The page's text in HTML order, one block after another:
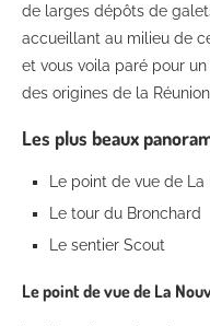
de larges dépôts de
accueillant au milieu de
et vous voila paré pour
des origines de la
Les plus beaux
Le point de vue de
Le tour du Bronchard
Le sentier Scout
Le point de vue de La